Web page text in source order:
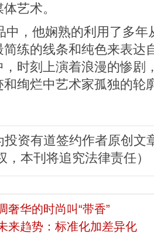
艺术。
中，他娴熟的利用了多
练的线条和纯色来表达
时刻上演着浪漫的惨剧
绚烂中艺术家孤独的轮
投资有道签约作者原创
本刊将追究法律责任）
奢华的时尚叫“带香”
来趋势：标准化加差异化